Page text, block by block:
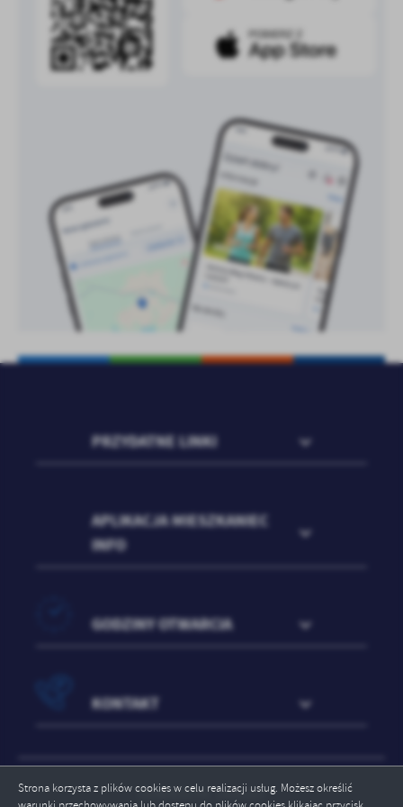
Strona korzysta z plików cookies w celu realizacji usług. Możesz określić
PRZYDATNE LINKI
APLIKACJA MIESZKANIEC
INFO
GODZINY OTWARCIA
KONTAKT
ODWIEDZIN: 1459167